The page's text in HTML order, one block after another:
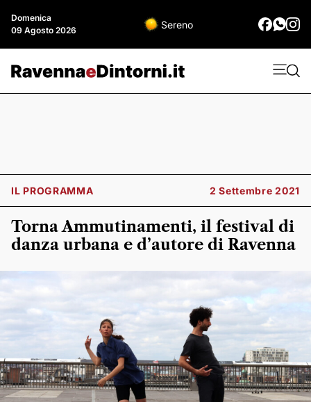
Domenica
09 Agosto 2026
Sereno
IL PROGRAMMA 2 Settembre 2021
Torna Ammutinamenti, il festival di
danza urbana e d’autore di Ravenna